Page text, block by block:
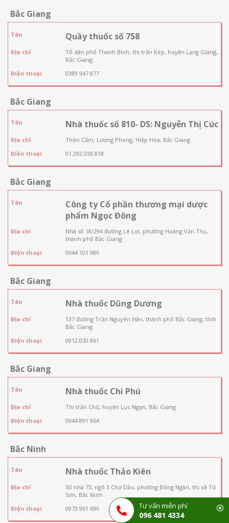
Bắc Giang
Tên Quầy thuốc số 758
Địa chỉ
Tổ dân phố Thanh Bình, thị trấn Kép, huyện Lạng Giang,
Bắc Giang
Điện thoại
0389 947 877
Bắc Giang
Tên Nhà thuốc số 810- DS: Nguyễn Thị Cúc
Địa chỉ
Thôn Cấm, Lương Phong, Hiệp Hòa, Bắc Giang
Điện thoại
01.292.059.818
Bắc Giang
Tên
Công ty Cổ phần thương mại dược
phẩm Ngọc Đông
Địa chỉ
Nhà số 18/294 đường Lê Lợi, phường Hoàng Văn Thụ,
thành phố Bắc Giang
Điện thoại
0944 101 989
Bắc Giang
Tên Nhà thuốc Dũng Dương
Địa chỉ
137 đường Trần Nguyên Hãn, thành phố Bắc Giang, tỉnh
Bắc Giang
Điện thoại
0912.030.861
Bắc Giang
Tên Nhà thuốc Chi Phú
Địa chỉ
Thị trấn Chũ, huyện Lục Ngạn, Bắc Giang
Điện thoại
0944 891 964
Bắc Ninh
Tên Nhà thuốc Thảo Kiên
Địa chỉ
Số nhà 73, ngõ 3 Chợ Dầu, phường Đông Ngàn, thị xã Từ
Sơn, Bắc Ninh
Điện thoại
0973 961 699 Tư vấn miễn phí
096 481 4334